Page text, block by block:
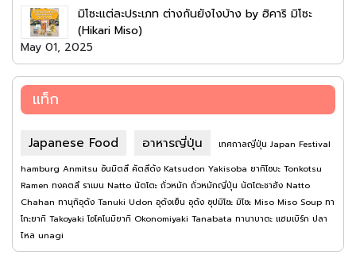
มิโซะแต่ละประเภท ต่างกันยังไงบ้าง by ฮิคาริ มิโซะ
(Hikari Miso)
May 01, 2025
แท็ก
Japanese Food อาหารญี่ปุ่น เทศกาลญี่ปุ่น Japan Festival
hamburg Anmitsu อันมิตสึ คัตสึด้ง Katsudon Yakisoba ยากิโซบะ Tonkotsu
Ramen ทงคตสึ ราเมน Natto นัตโตะ ถั่วหมัก ถั่วหมักญี่ปุ่น นัตโตะชาฮัง Natto
Chahan ทานุกิอุด้ง Tanuki Udon อุด้งเย็น อุด้ง ซุปมิโซะ มิโซะ Miso Miso Soup ทา
โกะยากิ Takoyakiโอโคโนมิยากิ Okonomiyaki Tanabata ทานาบาตะ แฮมเบิร์ก ปลา
ไหล unagi